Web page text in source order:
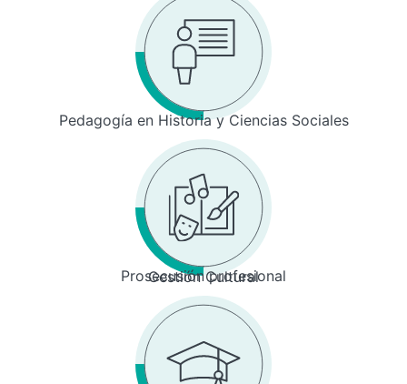
Pedagogía en Historia y Ciencias Sociales
Prosecusión profesional
Gestión Cultural